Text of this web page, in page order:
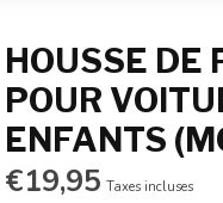
HOUSSE DE
POUR
ENFANTS
€19,95 Taxes incluses